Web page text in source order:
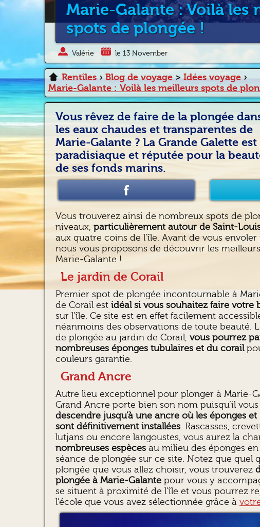
Marie-Galante : Voilà les
spots de plongée !
Valérie le 13 November
Rentîles › Blog de voyage> Idées voyage›
Marie-Galante : Voilà les meilleurs spots de
Vous rêvez de faire de la plongée
les eaux chaudes et transparentes de
Marie-Galante ? La Grande Galette
paradisiaque et réputée pour la
de ses fonds marins.
Vous trouverez ainsi de nombreux spots de
niveaux, particulièrement autour de Saint-
aux quatre coins de l’île. Avant de vous
nous vous proposons de découvrir les
Marie-Galante !
Le jardin de Corail
Premier spot de plongée incontournable à
de Corail est idéal si vous souhaitez faire votre
sur l’île. Ce site est en effet facilement
néanmoins des observations de toute beauté.
de plongée au jardin de Corail, vous pourrez
nombreuses éponges tubulaires et du corail
couleurs garantie.
Grand Ancre
Autre lieu exceptionnel pour plonger à Marie-
Grand Ancre porte bien son nom puisqu’il
descendre jusqu’à une ancre où les éponges
sont définitivement installées. Rascasses,
lutjans ou encore langoustes, vous aurez la
nombreuses espèces au milieu des éponges
séance de plongée sur ce site. Notez que quel
plongée que vous allez choisir, vous trouverez
plongée à Marie-Galante pour vous y
se situent à proximité de l’île et vous pourrez
l’école que vous avez sélectionnée grâce à